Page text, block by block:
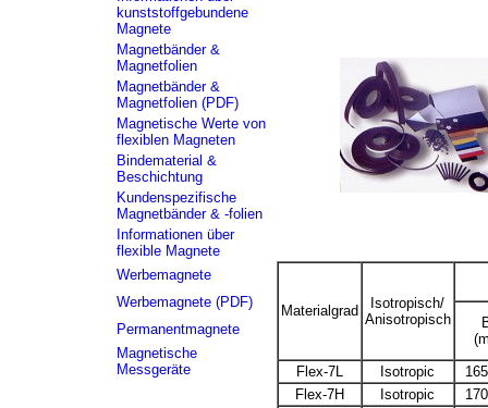
kunststoffgebundene
Magnete
Magnetbänder &
Magnetfolien
Magnetbänder &
Magnetfolien (PDF)
Magnetische Werte von
flexiblen Magneten
Bindematerial &
Beschichtung
Kundenspezifische
Magnetbänder & -folien
Informationen über
flexible Magnete
Werbemagnete
Werbemagnete (PDF)
Permanentmagnete
Magnetische
Messgeräte
Materialgrad
Isotropisch/
Anisotropisch
Flex-7L
Isotropic
Flex-7H
Isotropic